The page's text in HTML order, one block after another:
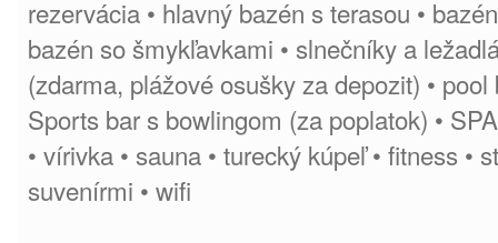
rezervácia • hlavný bazén s terasou •
bazén so šmykľavkami • slnečníky a
(zdarma, plážové osušky za depozit) • pool
Sports bar s bowlingom (za poplatok) •
• vírivka • sauna • turecký kúpeľ • fitness •
suvenírmi • wifi